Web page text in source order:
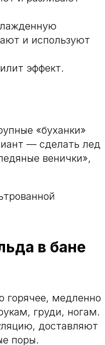
и используют
эффект.
«буханки»
— сделать лед
венички»,
в бане
горячее, медленно
груди, ногам.
доставляют
поры.